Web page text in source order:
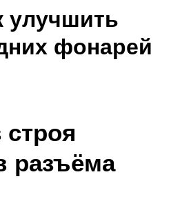
улучшить
фонарей
разъёма